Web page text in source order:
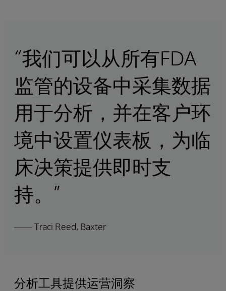
“我们可以从所有FDA
监管的设备中采集数据
用于分析，并在客户环
境中设置仪表板，为临
床决策提供即时支
持。”
—— Traci Reed, Baxter
分析工具提供运营洞察